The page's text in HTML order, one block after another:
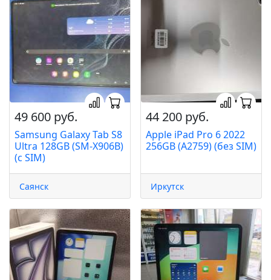
49 600 руб.
Samsung Galaxy Tab S8
Ultra 128GB (SM-X906B)
(с SIM)
Саянск
44 200 руб.
Apple iPad Pro 6 2022
256GB (A2759) (без SIM)
Иркутск